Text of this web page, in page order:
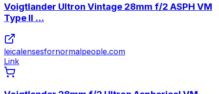
Voigtlander Ultron Vintage 28mm f/2 ASPH VM
Type II ...
leicalensesfornormalpeople.com
Link